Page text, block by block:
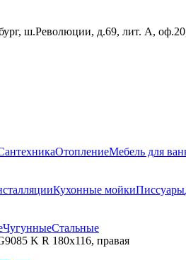
ш.Революции, д.69, лит. А,
ОтоплениеМебель для
Кухонные мойкиПиссуары
ЧугунныеСтальные
K R 180х116, правая